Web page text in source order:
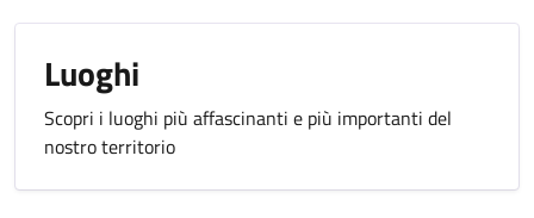
Luoghi
Scopri i luoghi più affascinanti e più importanti del
nostro territorio